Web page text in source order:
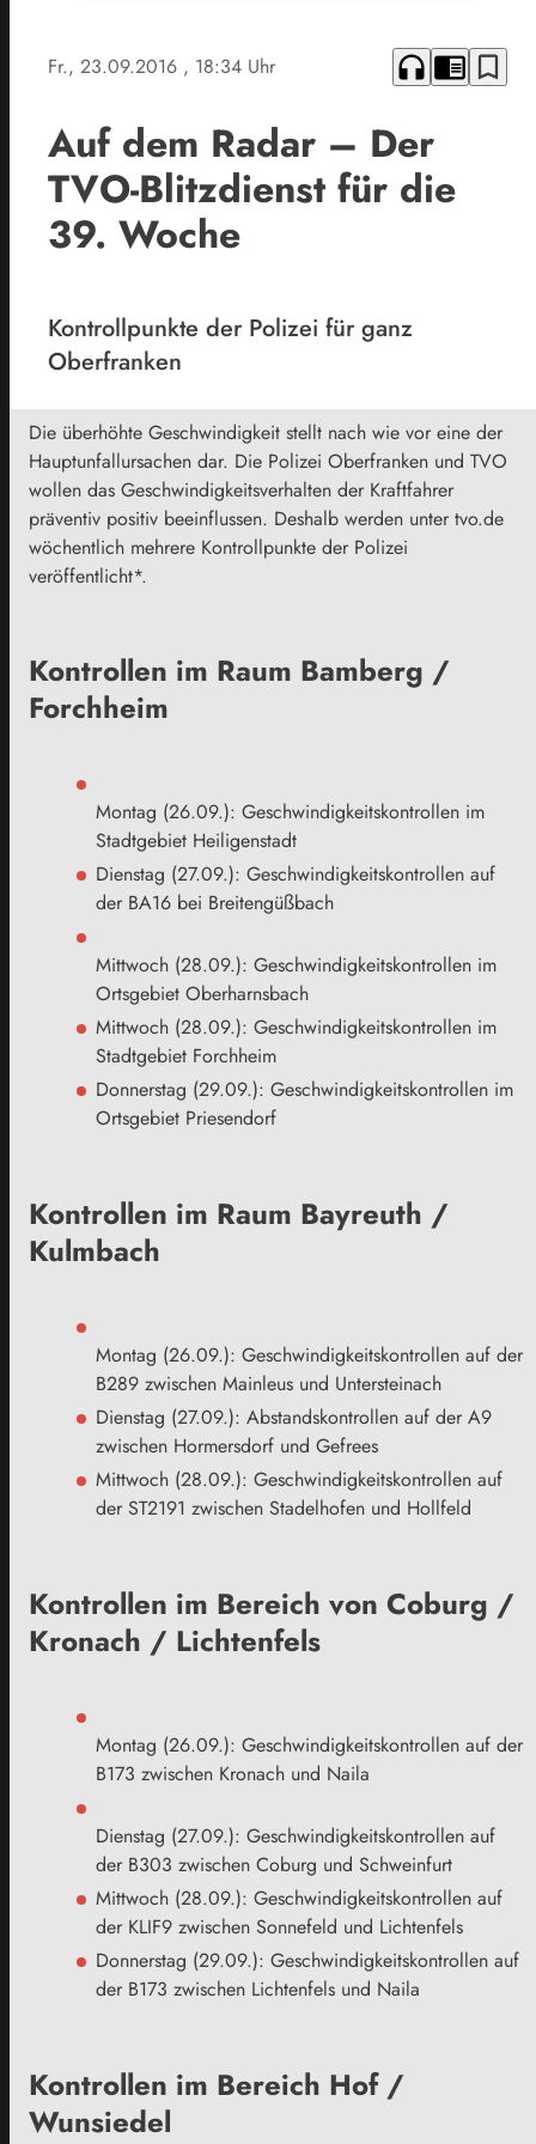
Fr., 23.09.2016 , 18:34 Uhr headphones chrome_reader_mode bookmark_border
Auf dem Radar – Der
TVO-Blitzdienst für die
39. Woche
Kontrollpunkte der Polizei für ganz
Oberfranken
Die überhöhte Geschwindigkeit stellt nach wie vor eine der
Hauptunfallursachen dar. Die Polizei Oberfranken und TVO
wollen das Geschwindigkeitsverhalten der Kraftfahrer
präventiv positiv beeinflussen. Deshalb werden unter tvo.de
wöchentlich mehrere Kontrollpunkte der Polizei
veröffentlicht*.
Kontrollen im Raum Bamberg /
Forchheim
Montag (26.09.): Geschwindigkeitskontrollen im
Stadtgebiet Heiligenstadt
Dienstag (27.09.): Geschwindigkeitskontrollen auf
der BA16 bei Breitengüßbach
Mittwoch (28.09.): Geschwindigkeitskontrollen im
Ortsgebiet Oberharnsbach
Mittwoch (28.09.): Geschwindigkeitskontrollen im
Stadtgebiet Forchheim
Donnerstag (29.09.): Geschwindigkeitskontrollen im
Ortsgebiet Priesendorf
Kontrollen im Raum Bayreuth /
Kulmbach
Montag (26.09.): Geschwindigkeitskontrollen auf der
B289 zwischen Mainleus und Untersteinach
Dienstag (27.09.): Abstandskontrollen auf der A9
zwischen Hormersdorf und Gefrees
Mittwoch (28.09.): Geschwindigkeitskontrollen auf
der ST2191 zwischen Stadelhofen und Hollfeld
Kontrollen im Bereich von Coburg /
Kronach / Lichtenfels
Montag (26.09.): Geschwindigkeitskontrollen auf der
B173 zwischen Kronach und Naila
Dienstag (27.09.): Geschwindigkeitskontrollen auf
der B303 zwischen Coburg und Schweinfurt
Mittwoch (28.09.): Geschwindigkeitskontrollen auf
der KLIF9 zwischen Sonnefeld und Lichtenfels
Donnerstag (29.09.): Geschwindigkeitskontrollen auf
der B173 zwischen Lichtenfels und Naila
Kontrollen im Bereich Hof /
Wunsiedel